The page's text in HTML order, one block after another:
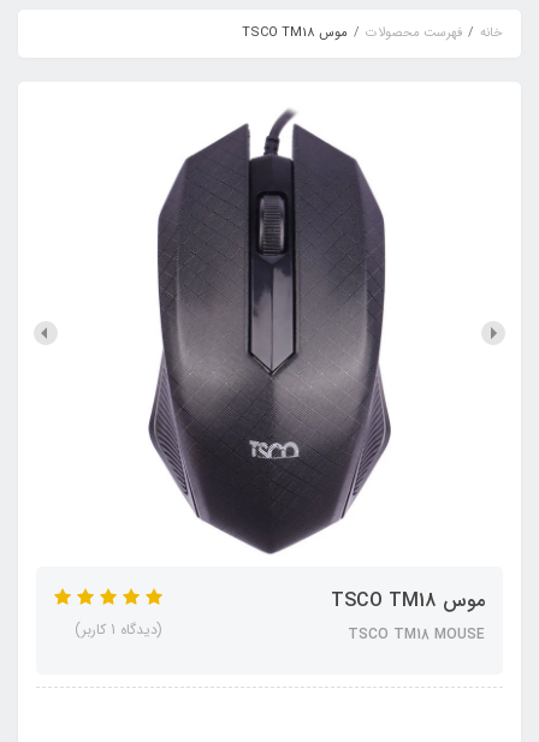
خانه فهرست محصولات موس TSCO TM18
موس TSCO TM18
TSCO TM18 MOUSE (دیدگاه 1 کاربر)